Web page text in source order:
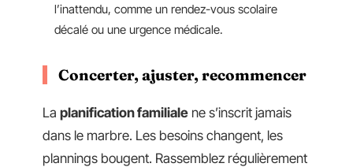
l’inattendu, comme un rendez-vous scolaire
décalé ou une urgence médicale.
Concerter, ajuster, recommencer
La planification familiale ne s’inscrit jamais
dans le marbre. Les besoins changent, les
plannings bougent. Rassemblez régulièrement